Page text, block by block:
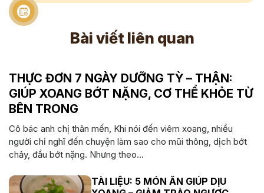
Bài viết liên quan
THỰC ĐƠN 7 NGÀY DƯỠNG TỲ – THẬN:
GIÚP XOANG BỚT NẶNG, CƠ THỂ KHỎE TỪ
BÊN TRONG
Cô bác anh chị thân mến, Khi nói đến viêm xoang, nhiều
người chỉ nghĩ đến chuyện làm sao cho mũi thông, dịch bớt
chảy, đầu bớt nặng. Nhưng theo...
TÀI LIỆU: 5 MÓN ĂN GIÚP DỊU